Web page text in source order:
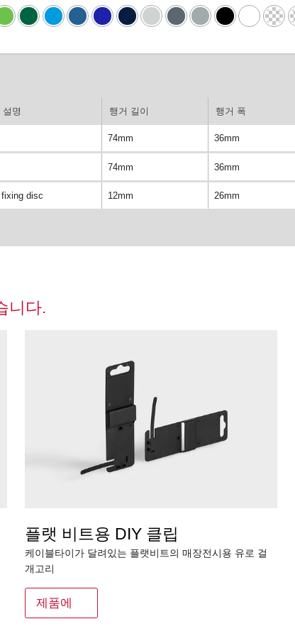
설명 행거 길이 행거 폭
74mm 36mm
74mm 36mm
fixing disc 12mm 26mm
니다.
플랫 비트용 DIY 클립
케이블타이가 달려있는 플랫비트의 매장전시용 유로 걸
개고리
제품에